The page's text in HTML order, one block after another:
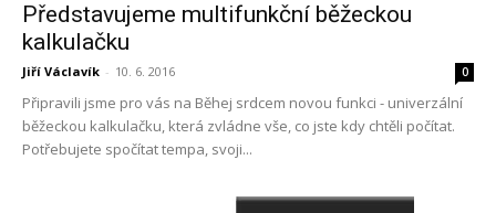
Představujeme multifunkční běžeckou
kalkulačku
Jiří Václavík - 10. 6. 2016 0
Připravili jsme pro vás na Běhej srdcem novou funkci - univerzální
běžeckou kalkulačku, která zvládne vše, co jste kdy chtěli počítat.
Potřebujete spočítat tempa, svoji...